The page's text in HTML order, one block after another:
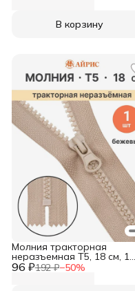
В корзину
96 ₽192 ₽−50%
Молния тракторная
неразъемная Т5, 18 см, 1
замок, Айрис, 128 бежевый